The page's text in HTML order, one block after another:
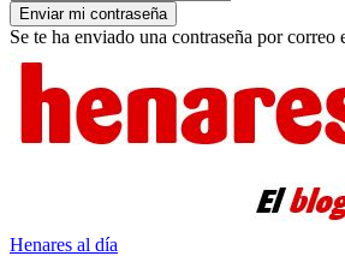
Se te ha enviado una contraseña por correo
Henares al día